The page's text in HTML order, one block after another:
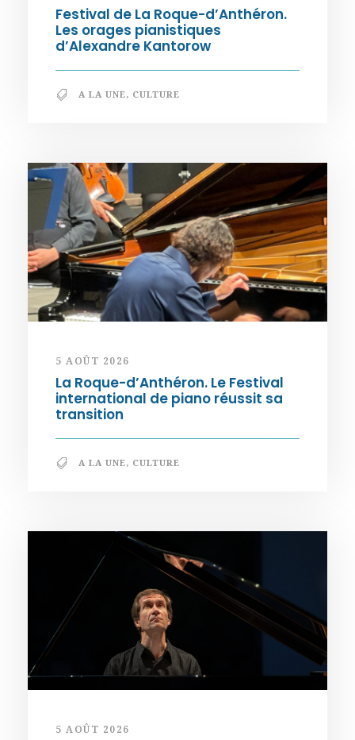
Festival de La Roque-d’Anthéron.
Les orages pianistiques
d’Alexandre Kantorow
A LA UNE, CULTURE
5 AOÛT 2026
La Roque-d’Anthéron. Le Festival
international de piano réussit sa
transition
A LA UNE, CULTURE
5 AOÛT 2026